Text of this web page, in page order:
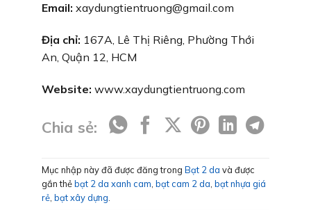
Email: xaydungtientruong@gmail.com
Địa chỉ: 167A, Lê Thị Riêng, Phường Thới
An, Quận 12, HCM
Website: www.xaydungtientruong.com
Chia sẻ:
Mục nhập này đã được đăng trong Bạt 2 da và được
gắn thẻ bạt 2 da xanh cam, bạt cam 2 da, bạt nhựa giá
rẻ, bạt xây dựng.